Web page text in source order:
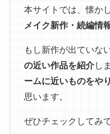
本サイトでは、懐か
メイク新作・続編情
もし新作が出ていな
の近い作品を紹介し
ームに近いものをや
思います。
ぜひチェックしてみ